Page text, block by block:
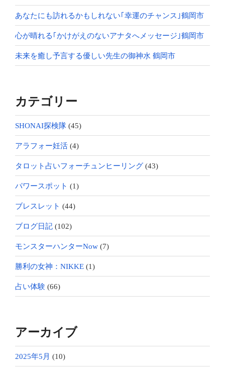
あなたにも訪れるかもしれない｢幸運のチャンス｣鶴岡市
心が晴れる｢かけがえのないアナタへメッセージ｣鶴岡市
未来を癒し予言する優しい先生の御神水 鶴岡市
カテゴリー
SHONAI探検隊 (45)
アラフォー妊活 (4)
タロット占いフォーチュンヒーリング (43)
パワースポット (1)
ブレスレット (44)
ブログ日記 (102)
モンスターハンターNow (7)
勝利の女神：NIKKE (1)
占い体験 (66)
アーカイブ
2025年5月 (10)